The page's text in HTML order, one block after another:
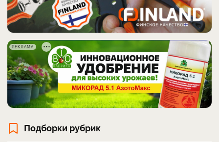
РЕКЛАМА
Подборки рубрик